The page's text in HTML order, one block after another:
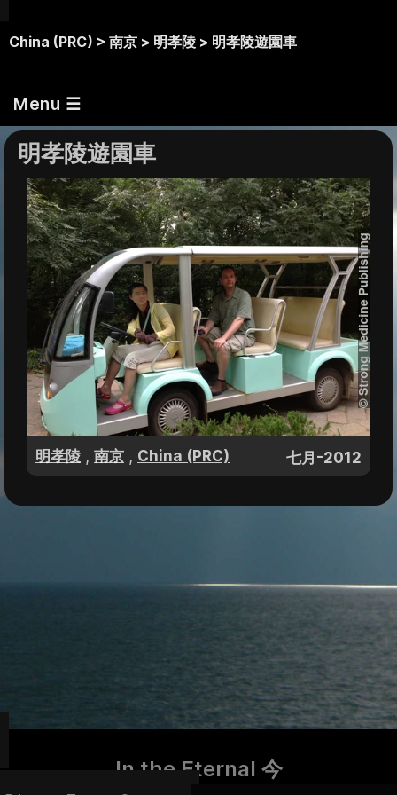
China (PRC) > 南京 > 明孝陵 > 明孝陵遊園車
Menu ☰
明孝陵遊園車
明孝陵 , 南京 , China (PRC) 七月-2012
In the Eternal 今